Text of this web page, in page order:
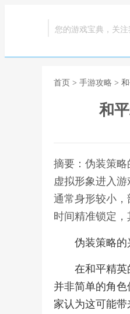
您的游戏宝典，关注
首页 > 手游攻略 >
和
摘要：伪装策
虚拟形象进入
通常身形较小
时间精准锁定
伪装策略的
在和平精
并非简单的角
家认为这可能